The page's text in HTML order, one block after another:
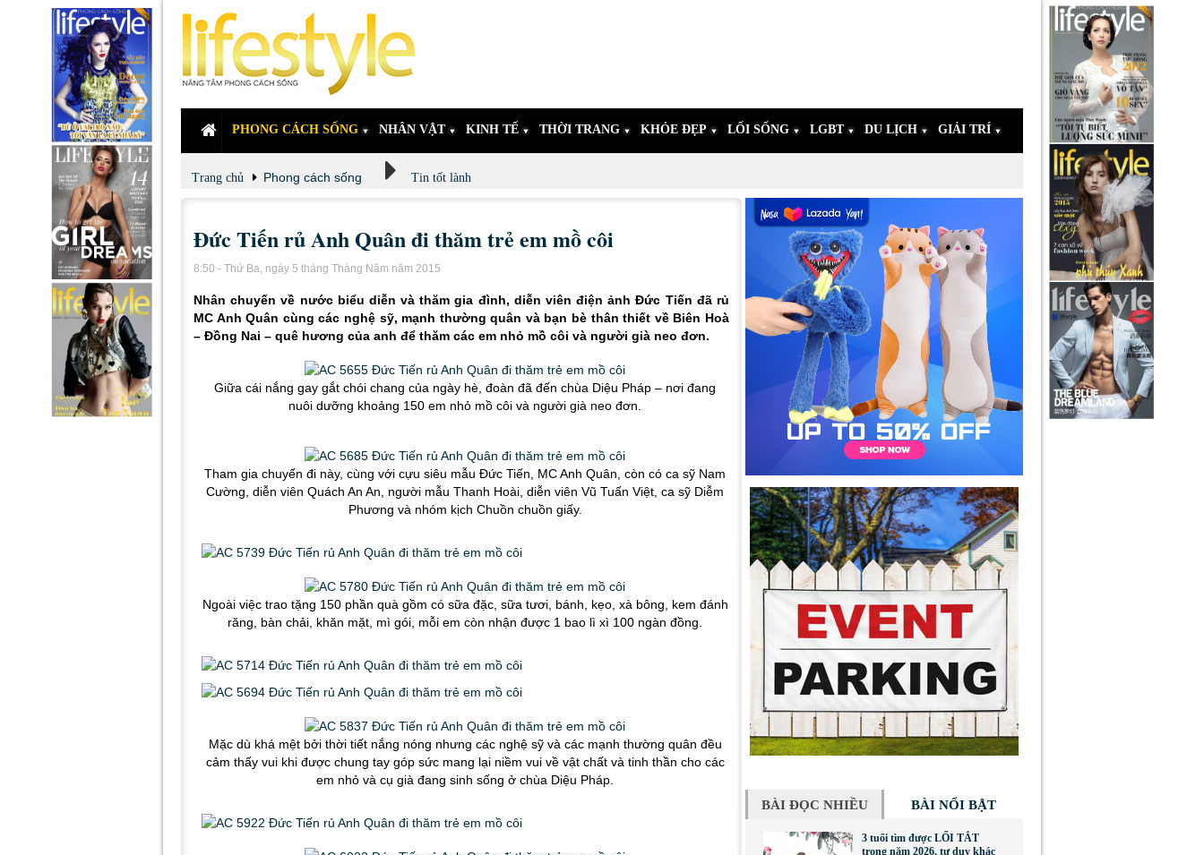
PHONG CÁCH SỐNG NHÂN VẬT KINH TẾ THỜI TRANG KHỎE ĐẸP LỐI SỐNG LGBT DU LỊCH GIẢI TRÍ
Trang chủ Phong cách sống Tin tốt lành
Đức Tiến rủ Anh Quân đi thăm trẻ em mồ côi
8:50 - Thứ Ba, ngày 5 tháng Tháng Năm năm 2015
Nhân chuyến về nước biểu diễn và thăm gia đình, diễn viên điện ảnh Đức Tiến đã rủ
MC Anh Quân cùng các nghệ sỹ, mạnh thường quân và bạn bè thân thiết về Biên Hoà
– Đồng Nai – quê hương của anh để thăm các em nhỏ mồ côi và người già neo đơn.
Giữa cái nắng gay gắt chói chang của ngày hè, đoàn đã đến chùa Diệu Pháp – nơi đang
nuôi dưỡng khoảng 150 em nhỏ mồ côi và người già neo đơn.
Tham gia chuyến đi này, cùng với cựu siêu mẫu Đức Tiến, MC Anh Quân, còn có ca sỹ Nam
Cường, diễn viên Quách An An, người mẫu Thanh Hoài, diễn viên Vũ Tuấn Việt, ca sỹ Diễm
Phương và nhóm kịch Chuồn chuồn giấy.
Ngoài việc trao tặng 150 phần quà gồm có sữa đặc, sữa tươi, bánh, kẹo, xà bông, kem đánh
răng, bàn chải, khăn mặt, mì gói, mỗi em còn nhận được 1 bao lì xì 100 ngàn đồng.
Mặc dù khá mệt bởi thời tiết nắng nóng nhưng các nghệ sỹ và các mạnh thường quân đều
cảm thấy vui khi được chung tay góp sức mang lại niềm vui về vật chất và tinh thần cho các
em nhỏ và cụ già đang sinh sống ở chùa Diệu Pháp.
BÀI ĐỌC NHIỀU BÀI NỔI BẬT
3 tuổi tìm được LỐI TẮT
trong năm 2026, tư duy khác